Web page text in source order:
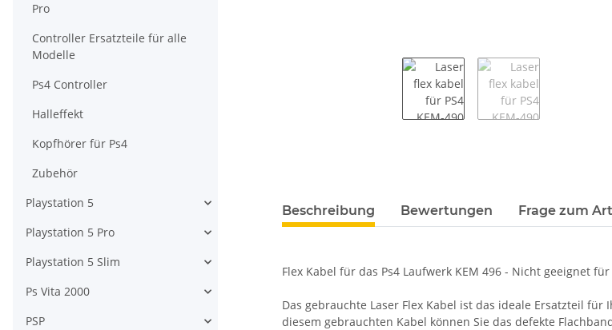
weitere Registerkarten anzeigen
Beschreibung Bewertungen Frage zum
Flex Kabel für das Ps4 Laufwerk KEM 496 - Nicht geeignet
Das gebrauchte Laser Flex Kabel ist das ideale Ersatzteil
diesem gebrauchten Kabel können Sie das defekte
Pro
Controller Ersatzteile für alle
Modelle
Ps4 Controller
Halleffekt
Kopfhörer für Ps4
Zubehör
Playstation 5
Playstation 5 Pro
Playstation 5 Slim
Ps Vita 2000
PSP